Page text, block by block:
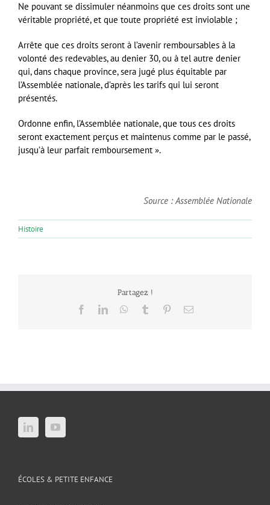
Ne pouvant se dissimuler néanmoins que ces droits sont une
véritable propriété, et que toute propriété est inviolable ;
Arrête que ces droits seront à l’avenir remboursables à la
volonté des redevables, au denier 30, ou à tel autre denier
qui, dans chaque province, sera jugé plus équitable par
l’Assemblée nationale, d’après les tarifs qui lui seront
présentés.
Ordonne enfin, l’Assemblée nationale, que tous ces droits
seront exactement perçus et maintenus comme par le passé,
jusqu’à leur parfait remboursement ».
Source : Assemblée Nationale
Histoire
Partagez !
FacebookLinkedInWhatsApp
Tumblr PinterestEmail
ÉCOLES & PETITE ENFANCE